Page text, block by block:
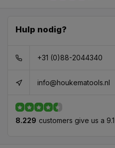
Hulp nodig?
+31 (0)88-2044340
info@houkematools.nl
8.229 customers give us a